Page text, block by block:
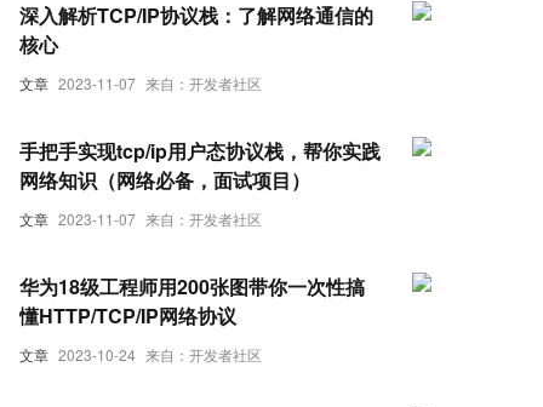
文章 2023-11-07 来自：开发者社区
深入解析TCP/IP协议栈：了解网络通信的
核心
文章 2023-11-07 来自：开发者社区
手把手实现tcp/ip用户态协议栈，帮你实践
网络知识（网络必备，面试项目）
文章 2023-10-24 来自：开发者社区
华为18级工程师用200张图带你一次性搞
懂HTTP/TCP/IP网络协议